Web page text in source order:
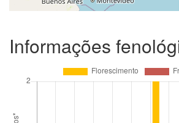
Informações